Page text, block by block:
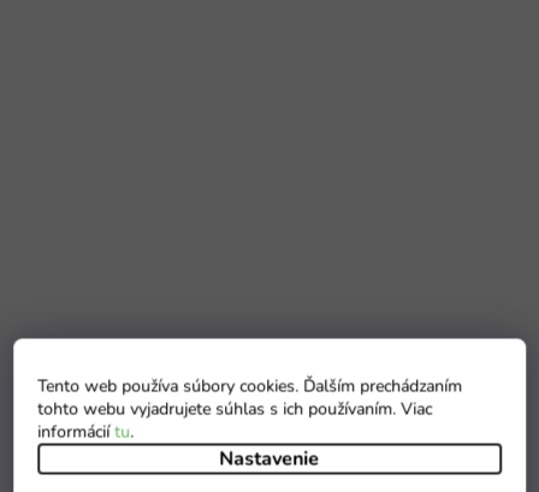
Tento web používa súbory cookies. Ďalším prechádzaním
tohto webu vyjadrujete súhlas s ich používaním. Viac
informáciítu.
Nastavenie